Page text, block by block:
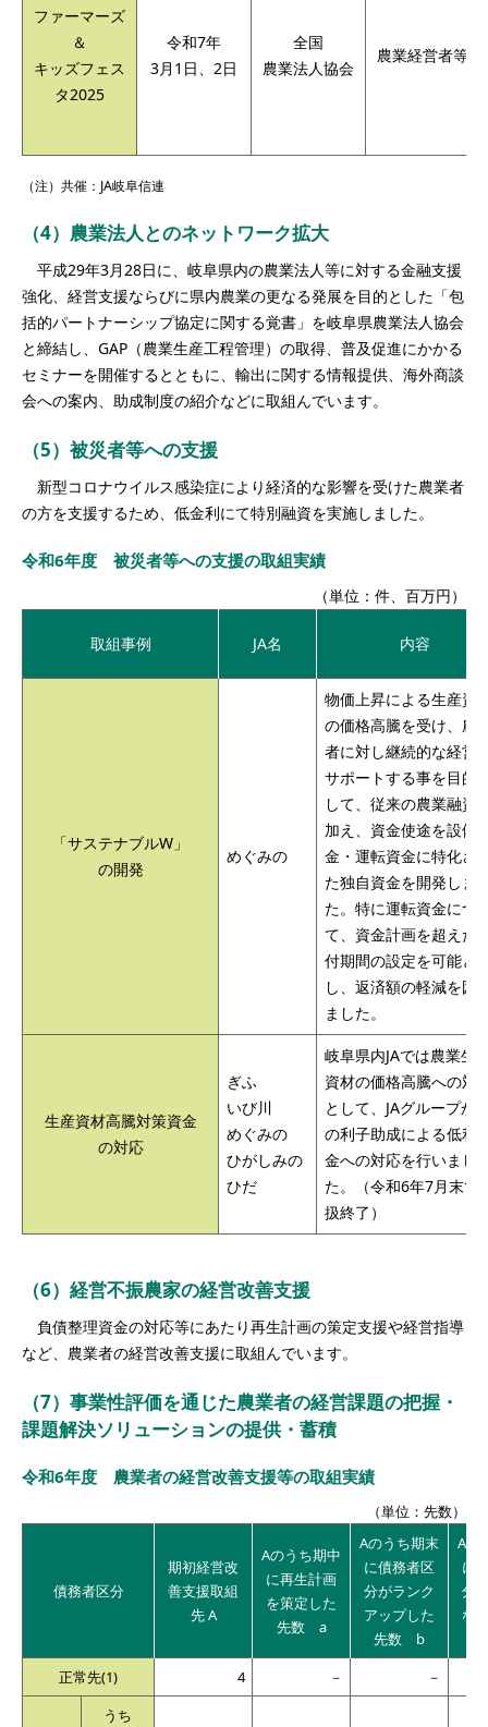
ファーマーズ
＆
キッズフェス
タ2025
令和7年
3月1日、2日
全国
農業法人協会
農業経営者等
（注）共催：JA岐阜信連
（4）農業法人とのネットワーク拡大
平成29年3月28日に、岐阜県内の農業法人等に対する金融支援
強化、経営支援ならびに県内農業の更なる発展を目的とした「包
括的パートナーシップ協定に関する覚書」を岐阜県農業法人協会
と締結し、GAP（農業生産工程管理）の取得、普及促進にかかる
セミナーを開催するとともに、輸出に関する情報提供、海外商談
会への案内、助成制度の紹介などに取組んでいます。
（5）被災者等への支援
新型コロナウイルス感染症により経済的な影響を受けた農業者
の方を支援するため、低金利にて特別融資を実施しました。
令和6年度 被災者等への支援の取組実績
（単位：件、百万円）
取組事例 JA名 内容
「サステナブルW」
の開発
めぐみの
物価上昇による生産資
の価格高騰を受け、農
者に対し継続的な経営
サポートする事を目的
して、従来の農業融資
加え、資金使途を設備
金・運転資金に特化さ
た独自資金を開発しま
た。特に運転資金につ
て、資金計画を超えた
付期間の設定を可能と
し、返済額の軽減を図
ました。
生産資材高騰対策資金
の対応
ぎふ
いび川
めぐみの
ひがしみの
ひだ
岐阜県内JAでは農業生
資材の価格高騰への対
として、JAグループか
の利子助成による低利
金への対応を行いまし
た。（令和6年7月末で
扱終了）
（6）経営不振農家の経営改善支援
負債整理資金の対応等にあたり再生計画の策定支援や経営指導
など、農業者の経営改善支援に取組んでいます。
（7）事業性評価を通じた農業者の経営課題の把握・
課題解決ソリューションの提供・蓄積
令和6年度 農業者の経営改善支援等の取組実績
（単位：先数）
債務者区分
期初経営改
善支援取組
先 A
Aのうち期中
に再生計画
を策定した
先数 a
Aのうち期末
に債務者区
分がランク
アップした
先数 b
Aの
に
分
な
正常先(1)
4 － －
うち